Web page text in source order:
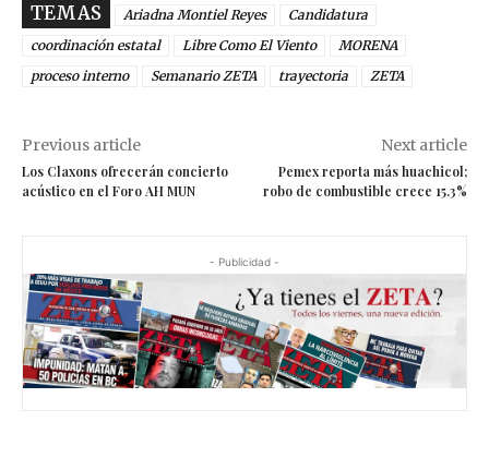
TEMAS Ariadna Montiel Reyes
Candidatura
coordinación estatal
Libre Como El Viento
MORENA
proceso interno
Semanario ZETA trayectoria ZETA
Previous article
Los Claxons ofrecerán concierto
acústico en el Foro AH MUN
Next article
Pemex reporta más huachicol;
robo de combustible crece 15.3%
- Publicidad -